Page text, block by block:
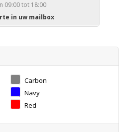
09:00 tot 18:00
in uw mailbox
Carbon
Navy
Red